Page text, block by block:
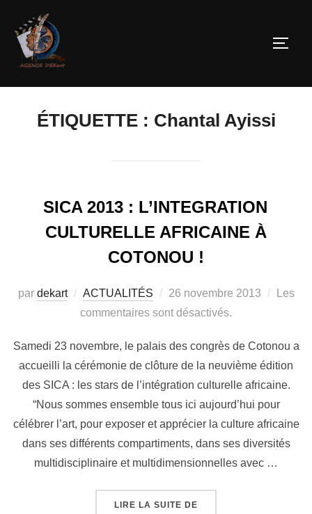
ÉTIQUETTE : Chantal Ayissi
SICA 2013 : L’INTEGRATION
CULTURELLE AFRICAINE À
COTONOU !
par dekart ACTUALITÉS 26 novembre 2013
Les
commentaires sont désactivés.
Samedi 23 novembre, le palais des congrès de Cotonou a
accueilli la cérémonie de clôture de la neuvième édition
des SICA : les stars de l’intégration culturelle africaine.
“Nous sommes ensemble tous ici aujourd’hui pour
célébrer l’art, pour exposer et apprécier la culture africaine
dans ses différents compartiments, dans ses diversités
multidisciplinaire et multidimensionnelles avec …
LIRE LA SUITE DE